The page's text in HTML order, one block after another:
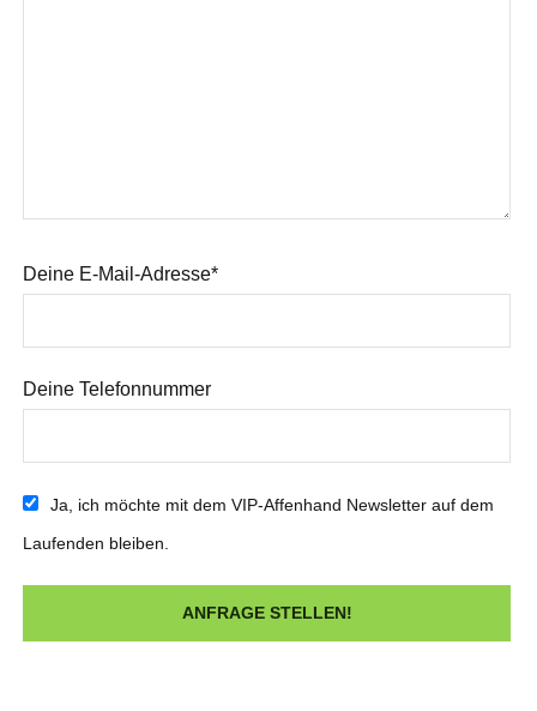
Deine E-Mail-Adresse*
Deine Telefonnummer
Ja, ich möchte mit dem VIP-Affenhand Newsletter auf dem
Laufenden bleiben.